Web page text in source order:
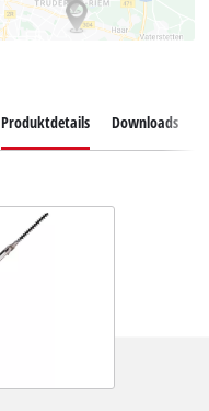
Produktdetails Downloads